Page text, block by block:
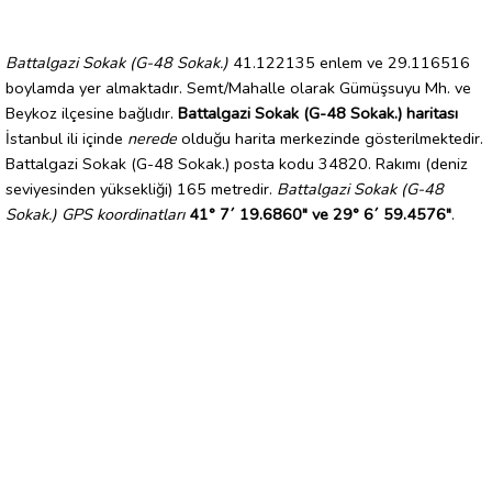
Battalgazi Sokak (G-48 Sokak.) 41.122135 enlem ve 29.116516
boylamda yer almaktadır. Semt/Mahalle olarak Gümüşsuyu Mh. ve
Beykoz ilçesine bağlıdır. Battalgazi Sokak (G-48 Sokak.) haritası
İstanbul ili içinde nerede olduğu harita merkezinde gösterilmektedir.
Battalgazi Sokak (G-48 Sokak.) posta kodu 34820. Rakımı (deniz
seviyesinden yüksekliği) 165 metredir. Battalgazi Sokak (G-48
Sokak.) GPS koordinatları 41° 7´ 19.6860" ve 29° 6´ 59.4576".